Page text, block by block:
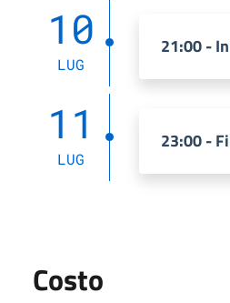
10
LUG
21:00 -
11
LUG
23:00 -
Costo